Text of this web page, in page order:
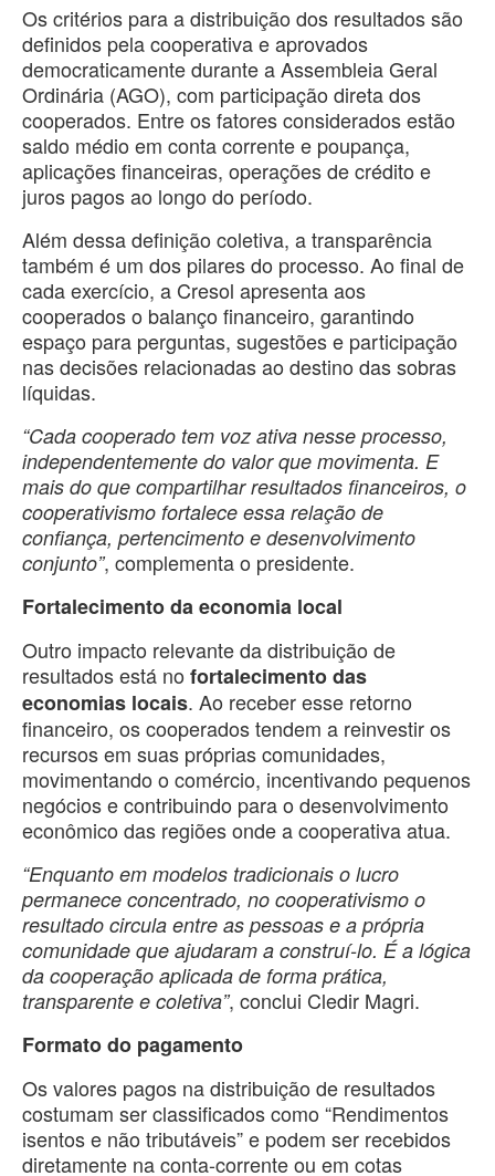
Os critérios para a distribuição dos resultados são
definidos pela cooperativa e aprovados
democraticamente durante a Assembleia Geral
Ordinária (AGO), com participação direta dos
cooperados. Entre os fatores considerados estão
saldo médio em conta corrente e poupança,
aplicações financeiras, operações de crédito e
juros pagos ao longo do período.
Além dessa definição coletiva, a transparência
também é um dos pilares do processo. Ao final de
cada exercício, a Cresol apresenta aos
cooperados o balanço financeiro, garantindo
espaço para perguntas, sugestões e participação
nas decisões relacionadas ao destino das sobras
líquidas.
“Cada cooperado tem voz ativa nesse processo,
independentemente do valor que movimenta. E
mais do que compartilhar resultados financeiros, o
cooperativismo fortalece essa relação de
confiança, pertencimento e desenvolvimento
conjunto”, complementa o presidente.
Fortalecimento da economia local
Outro impacto relevante da distribuição de
resultados está no fortalecimento das
economias locais. Ao receber esse retorno
financeiro, os cooperados tendem a reinvestir os
recursos em suas próprias comunidades,
movimentando o comércio, incentivando pequenos
negócios e contribuindo para o desenvolvimento
econômico das regiões onde a cooperativa atua.
“Enquanto em modelos tradicionais o lucro
permanece concentrado, no cooperativismo o
resultado circula entre as pessoas e a própria
comunidade que ajudaram a construí-lo. É a lógica
da cooperação aplicada de forma prática,
transparente e coletiva”, conclui Cledir Magri.
Formato do pagamento
Os valores pagos na distribuição de resultados
costumam ser classificados como “Rendimentos
isentos e não tributáveis” e podem ser recebidos
diretamente na conta-corrente ou em cotas